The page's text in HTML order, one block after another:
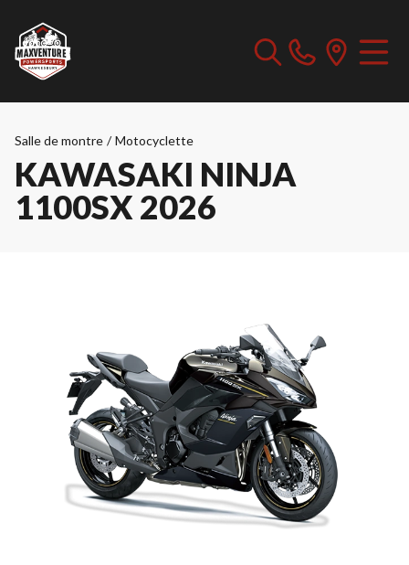
Salle de montre / Motocyclette
KAWASAKI NINJA
1100SX 2026